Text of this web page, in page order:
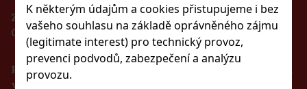
K některým údajům a cookies přistupujeme i bez
vašeho souhlasu na základě oprávněného zájmu
(legitimate interest) pro technický provoz,
prevenci podvodů, zabezpečení a analýzu
provozu.
Brass
ZÁKAZ PRODEJE ALKOHOLICKÝCH NÁPOJŮ
OSOBÁM MLADŠÍM 18 LET!!!
Podle zákona o evidenci tržeb je prodávající povinen
vystavit kupujícímu účtenku. Zároveň je povinen